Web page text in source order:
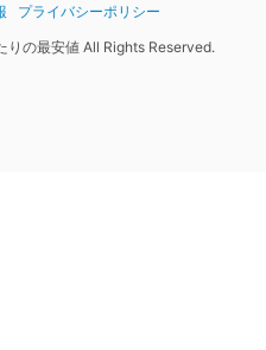
プライバシーポリシー
の最安値 All Rights Reserved.